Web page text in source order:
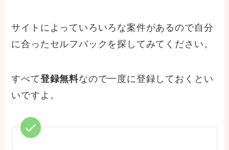
サイトによっていろいろな案件があるので自分
に合ったセルフバックを探してみてください。
すべて登録無料なので一度に登録しておくとい
いですよ。